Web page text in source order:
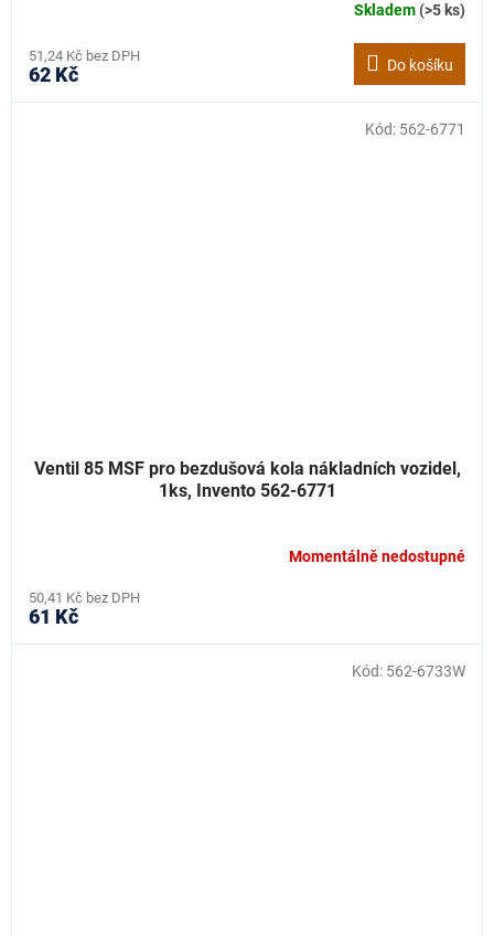
Skladem(>5 ks)
51,24 Kč bez DPH
62 Kč Do košíku
Ventil 85 MSF pro bezdušová kola nákladních vozidel,
1ks, Invento 562-6771
Momentálně nedostupné
50,41 Kč bez DPH
61 Kč
Kód: 562-6771
Kód: 562-6733W